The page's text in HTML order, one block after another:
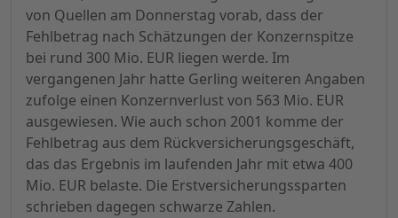
von Quellen am Donnerstag vorab, dass der
Fehlbetrag nach Schätzungen der Konzernspitze
bei rund 300 Mio. EUR liegen werde. Im
vergangenen Jahr hatte Gerling weiteren Angaben
zufolge einen Konzernverlust von 563 Mio. EUR
ausgewiesen. Wie auch schon 2001 komme der
Fehlbetrag aus dem Rückversicherungsgeschäft,
das das Ergebnis im laufenden Jahr mit etwa 400
Mio. EUR belaste. Die Erstversicherungssparten
schrieben dagegen schwarze Zahlen.